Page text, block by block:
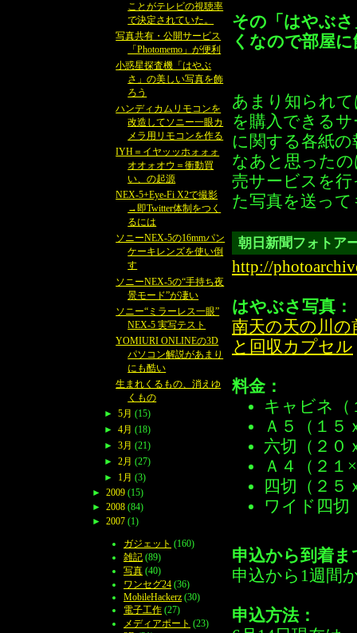
その「はやぶ
くなので部屋
あまり知られ
を購入できる
に関する各紙
なあと思った
売サービスを
た写真を送っ
朝日新聞フォトア
http://
はやぶさ写真：
南天の天の川
と回収カプセル
料金：
キャビネ（
Ａ５（１５
六切（２０
Ａ４（２１
四切（２５
ワイド四切
申込から到着ま
申込から1週間
申込方法：
ことがテレビの視聴率
で決定されていた。
写真共有・公開サービス
「Photomemo」が便利
小惑星探査機「はやぶ
さ」の美しい写真を飾
ろう
ハンディカムリモコンを
改造してソニー一眼カ
メラ用リモコンを作る
IYH＝イヤッッホォォォ
オオォオウ＝衝動買
い、の起源
NEX-5+Eye-Fi X2で撮影
→即Twitter体制をつく
るには
ソニーNEX-5の16mmパン
ケーキレンズを使い倒
す
ソニーNEX-5の“手持ち夜
景モード”が凄い
ソニー“ミラーレス一眼”
NEX-5 実写テスト
YOMIURI ONLINEの3D
パソコン解説があまり
にも酷い
生まれくるもの、消えゆ
くもの
► 5月 (15)
► 4月 (18)
► 3月 (21)
► 2月 (27)
►
1月 (3)
► 2009 (15)
► 2008 (84)
► 2007 (1)
ガジェット (160)
雑記 (89)
写真 (40)
ワンセグ24 (36)
MobileHackerz (30)
電子工作 (27)
メディアポート (23)